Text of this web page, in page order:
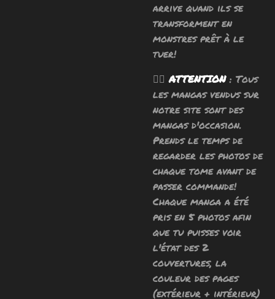
arrive quand ils se
transforment en
monstres prêt à le
tuer!
🧙‍♂️ATTENTION : Tous
les mangas vendus sur
notre site sont des
mangas d'occasion.
Prends le temps de
regarder les photos de
chaque tome avant de
passer commande!
Chaque manga a été
pris en 5 photos afin
que tu puisses voir
l'état des 2
couvertures, la
couleur des pages
(extérieur + intérieur)